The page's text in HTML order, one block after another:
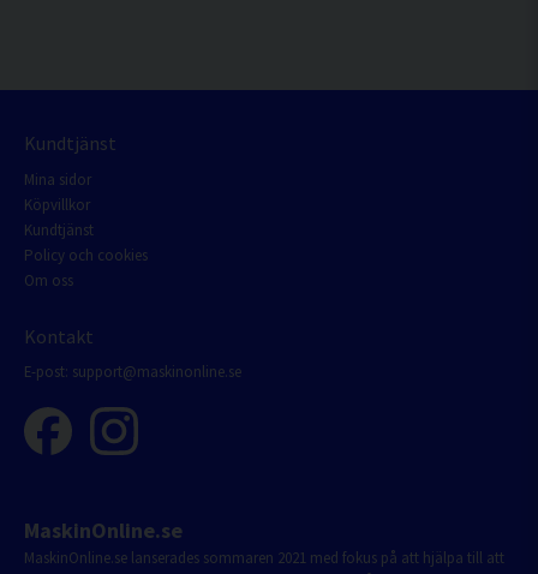
Kundtjänst
Mina sidor
Köpvillkor
Kundtjänst
Policy och cookies
Om oss
Kontakt
E-post: support@maskinonline.se
MaskinOnline.se
MaskinOnline.se lanserades sommaren 2021 med fokus på att hjälpa till att